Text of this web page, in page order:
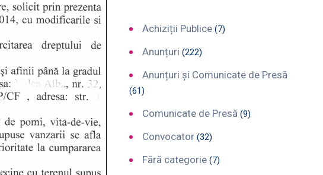
Achiziții Publice (7)
Anunțuri (222)
Anunțuri și Comunicate de Presă
(61)
Comunicate de Presă (9)
Convocator (32)
Fără categorie (7)